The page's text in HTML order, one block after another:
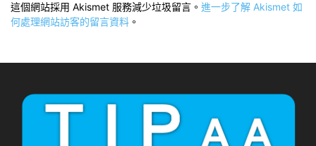
這個網站採用 Akismet 服務減少垃圾留言。 進一步了解 Akismet 如
何處理網站訪客的留言資料 。